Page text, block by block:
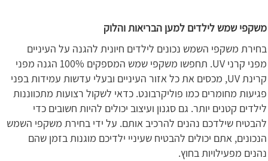
משקפי שמש לילדים למען הבריאות והלוק
בחירת משקפי השמש נכונים לילדים חיונית להגנה על העיניים
מפני קרני UV. תחפשו משקפי שמש המספקים 100% הגנה מפני
קרינת UV, מכסים את כל אזור העיניים ובעלי עדשות עמידות בפני
פגיעות מחומרים כמו פוליקרבונט. כדאי לשקול רצועות מתכווננות
לילדים קטנים יותר. גם סגנון ועיצוב יכולים להיות חשובים כדי
להבטיח שילדכם נהנים להרכיב אותם. על ידי בחירת משקפי השמש
הנכונים, אתם יכולים להבטיח שעיניי ילדיכם מוגנות בזמן שהם
נהנים מפעילויות בחוץ.